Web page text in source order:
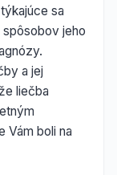
sa
spôsobov jeho
a jej
liečba
Vám boli na